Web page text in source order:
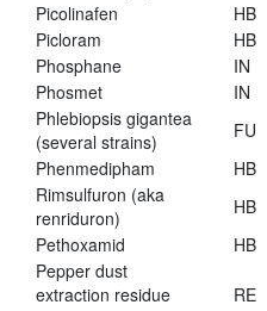
Picolinafen
HB
Picloram
HB
Phosphane
IN
Phosmet
IN
Phlebiopsis gigantea
(several strains)
FU
Phenmedipham
HB
Rimsulfuron (aka
renriduron)
HB
Pethoxamid
HB
Pepper dust
extraction residue
RE